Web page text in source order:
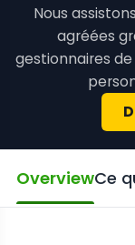
Nous
agréées
gestionnaires
OverviewCe